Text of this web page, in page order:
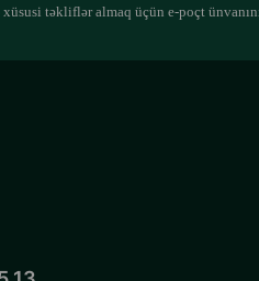
təkliflər almaq üçün e-poçt